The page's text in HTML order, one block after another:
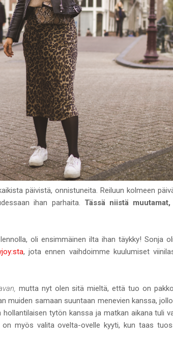
päivistä, onnistuneita. Reiluun kolmeen
ihan parhaita. Tässä niistä
oli ensimmäinen ilta ihan täykky! Sonja
, jota ennen vaihdoimme kuulumiset
mutta nyt olen sitä mieltä, että tuo on
muiden samaan suuntaan menevien kanssa,
tytön kanssa ja matkan aikana tuli
myös valita ovelta-ovelle kyyti, kun taas